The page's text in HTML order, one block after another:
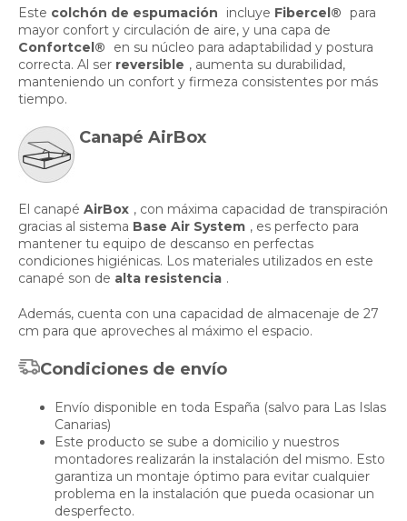
Este colchón de espumación incluye Fibercel® para
mayor confort y circulación de aire, y una capa de
Confortcel®
en su núcleo para adaptabilidad y postura
correcta. Al ser reversible , aumenta su durabilidad,
manteniendo un confort y firmeza consistentes por más
tiempo.
Canapé AirBox
El canapé AirBox , con máxima capacidad de transpiración
gracias al sistema Base Air System , es perfecto para
mantener tu equipo de descanso en perfectas
condiciones higiénicas. Los materiales utilizados en este
canapé son de alta resistencia .
Además, cuenta con una capacidad de almacenaje de 27
cm para que aproveches al máximo el espacio.
Condiciones de envío
Envío disponible en toda España (salvo para Las Islas
Canarias)
Este producto se sube a domicilio y nuestros
montadores realizarán la instalación del mismo. Esto
garantiza un montaje óptimo para evitar cualquier
problema en la instalación que pueda ocasionar un
desperfecto.